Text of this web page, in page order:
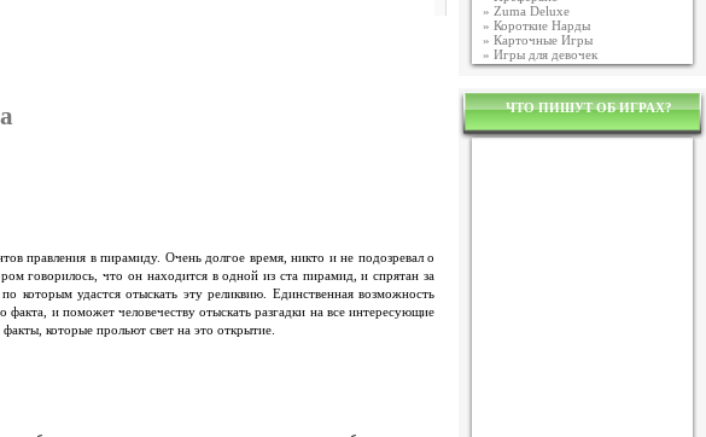
правления в пирамиду. Очень долгое время, никто и не подозревал о
говорилось, что он находится в одной из ста пирамид, и спрятан за
которым удастся отыскать эту реликвию. Единственная возможность
факта, и поможет человечеству отыскать разгадки на все интересующие
которые прольют свет на это открытие.
» Zuma Deluxe
» Короткие Нарды
» Карточные Игры
» Игры для девочек
ЧТО ПИШУТ ОБ ИГРАХ?